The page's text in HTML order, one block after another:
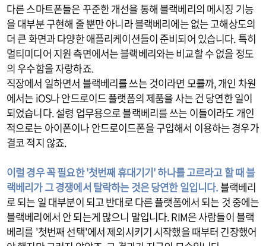
다른 스마트폰들은 꾸준한 개선을 통해 블랙베리의 메시징 기능
을 대부분 구현해 줄 뿐만 아니라 블랙베리에는 없는 고해상도의
더 큰 화면과 다양한 애플리케이션들이 준비되어 있습니다. 특히
멀티미디어 지원 측면에서는 블랙베리와는 비교할 수 없을 정도
의 우수함을 자랑하죠.
직장에서 일하면서 블랙베리를 쓰는 것이라면 모를까, 개인 차원
에서는 iOS나 안드로이드 플랫폼의 제품을 사는 건 당연한 일이
되었습니다. 설령 업무용으로 블랙베리를 쓰는 이들이라도 개인
적으로는 아이폰이나 안드로이드폰을 구입해서 이용하는 경우가
결코 적지 않죠.
이럴 경우 꼭 필요한 '첫번째 휴대기기' 하나를 고르라고 할 때 블
랙베리가 그 경쟁에서 탈락하는 것은 당연한 일입니다. 블랙베리
로 되는 일 대부분이 되고 반대로 다른 플랫폼에서 되는 것 중에는
블랙베리에서 안 되는게 많으니 말입니다. RIM은 사람들이 블랙
베리를 '첫번째 선택'에서 제외시키기 시작했을 때부터 긴장했어